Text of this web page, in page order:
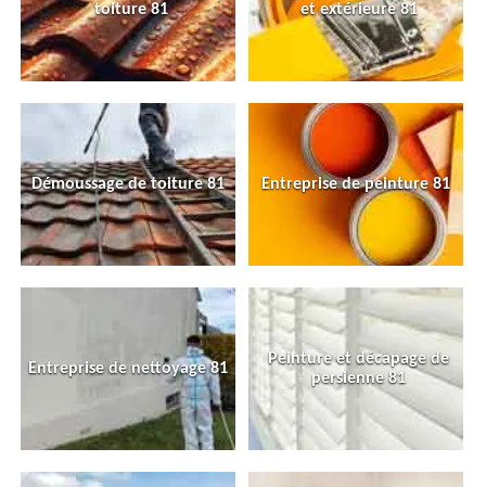
toiture 81
et extérieure 81
Démoussage de toiture 81 Entreprise de peinture 81
Entreprise de nettoyage 81
Peinture et décapage de
persienne 81